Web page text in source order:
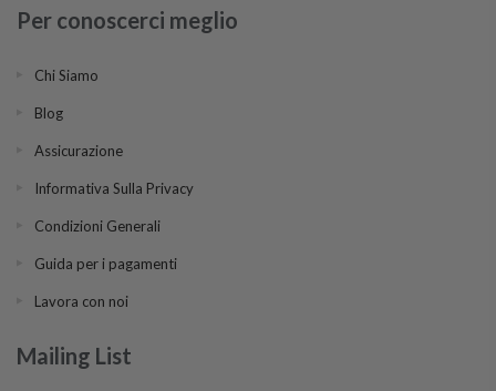
Per conoscerci meglio
Chi Siamo
Blog
Assicurazione
Informativa Sulla Privacy
Condizioni Generali
Guida per i pagamenti
Lavora con noi
Mailing List